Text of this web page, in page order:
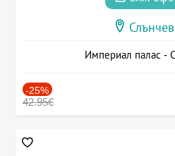
Империал палас -
-25%
42.95€